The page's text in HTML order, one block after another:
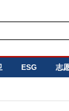
ESG 志